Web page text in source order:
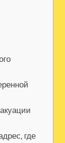
где